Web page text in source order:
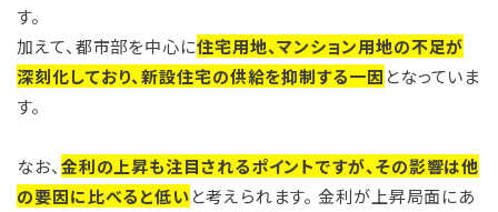
す。
加えて、都市部を中心に住宅用地、マンション用地の不足が
深刻化しており、新設住宅の供給を抑制する一因 となっていま
す。
なお、金利の上昇も注目されるポイントですが、その影響は他
の要因に比べると低いと考えられます。 金利が上昇局面にあ